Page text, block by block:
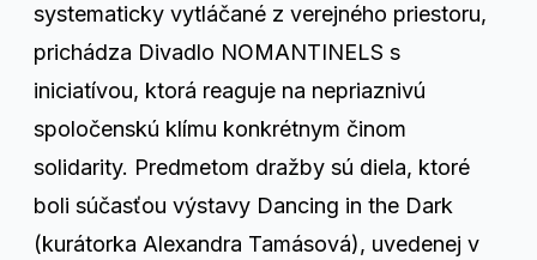
systematicky vytláčané z verejného priestoru,
prichádza Divadlo NOMANTINELS s
iniciatívou, ktorá reaguje na nepriaznivú
spoločenskú klímu konkrétnym činom
solidarity. Predmetom dražby sú diela, ktoré
boli súčasťou výstavy Dancing in the Dark
(kurátorka Alexandra Tamásová), uvedenej v